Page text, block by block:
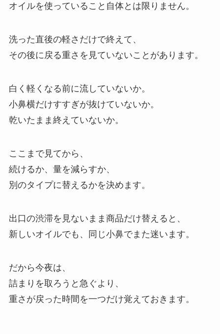
オイルを使っていること自体とは限りません。
洗った直後の軽さだけで終えて、
その後に戻る重さを見ていないことがあります。
白く軽くなる前に流していないか。
小鼻横だけすすぎが抜けていないか。
乾いたまま終えていないか。
ここまで見てから、
続けるか、量を減らすか、
別のタイプに替えるかを決めます。
出口の渋滞を見ないまま商品だけ替えると、
新しいオイルでも、同じ小鼻でまた迷います。
だから今夜は、
詰まりを取ろうと急ぐより、
重さが戻った時間を一つだけ覚えておきます。